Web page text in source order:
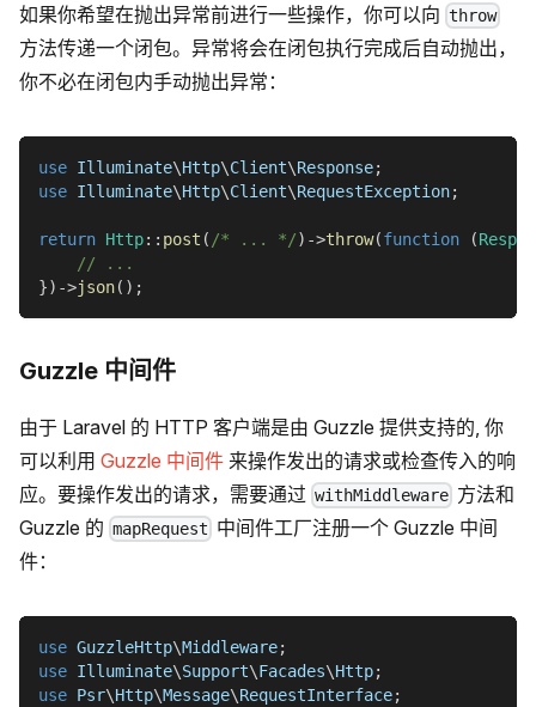
如果你希望在抛出异常前进行一些操作，你可以向 throw
方法传递一个闭包。异常将会在闭包执行完成后自动抛出，
你不必在闭包内手动抛出异常：
use Illuminate\Http\Client\Response;
use Illuminate\Http\Client\RequestException;
return Http:: post ( /* ... */) ->throw(function (
// ...
}) ->json( ) ;
Guzzle 中间件
由于 Laravel 的 HTTP 客户端是由 Guzzle 提供支持的, 你
可以利用 Guzzle 中间件 来操作发出的请求或检查传入的响
应。要操作发出的请求，需要通过 withMiddleware 方法和
Guzzle 的 mapRequest 中间件工厂注册一个 Guzzle 中间
件：
use GuzzleHttp\Middleware;
use Illuminate\Support\Facades\Http;
use Psr\Http\Message\RequestInterface;